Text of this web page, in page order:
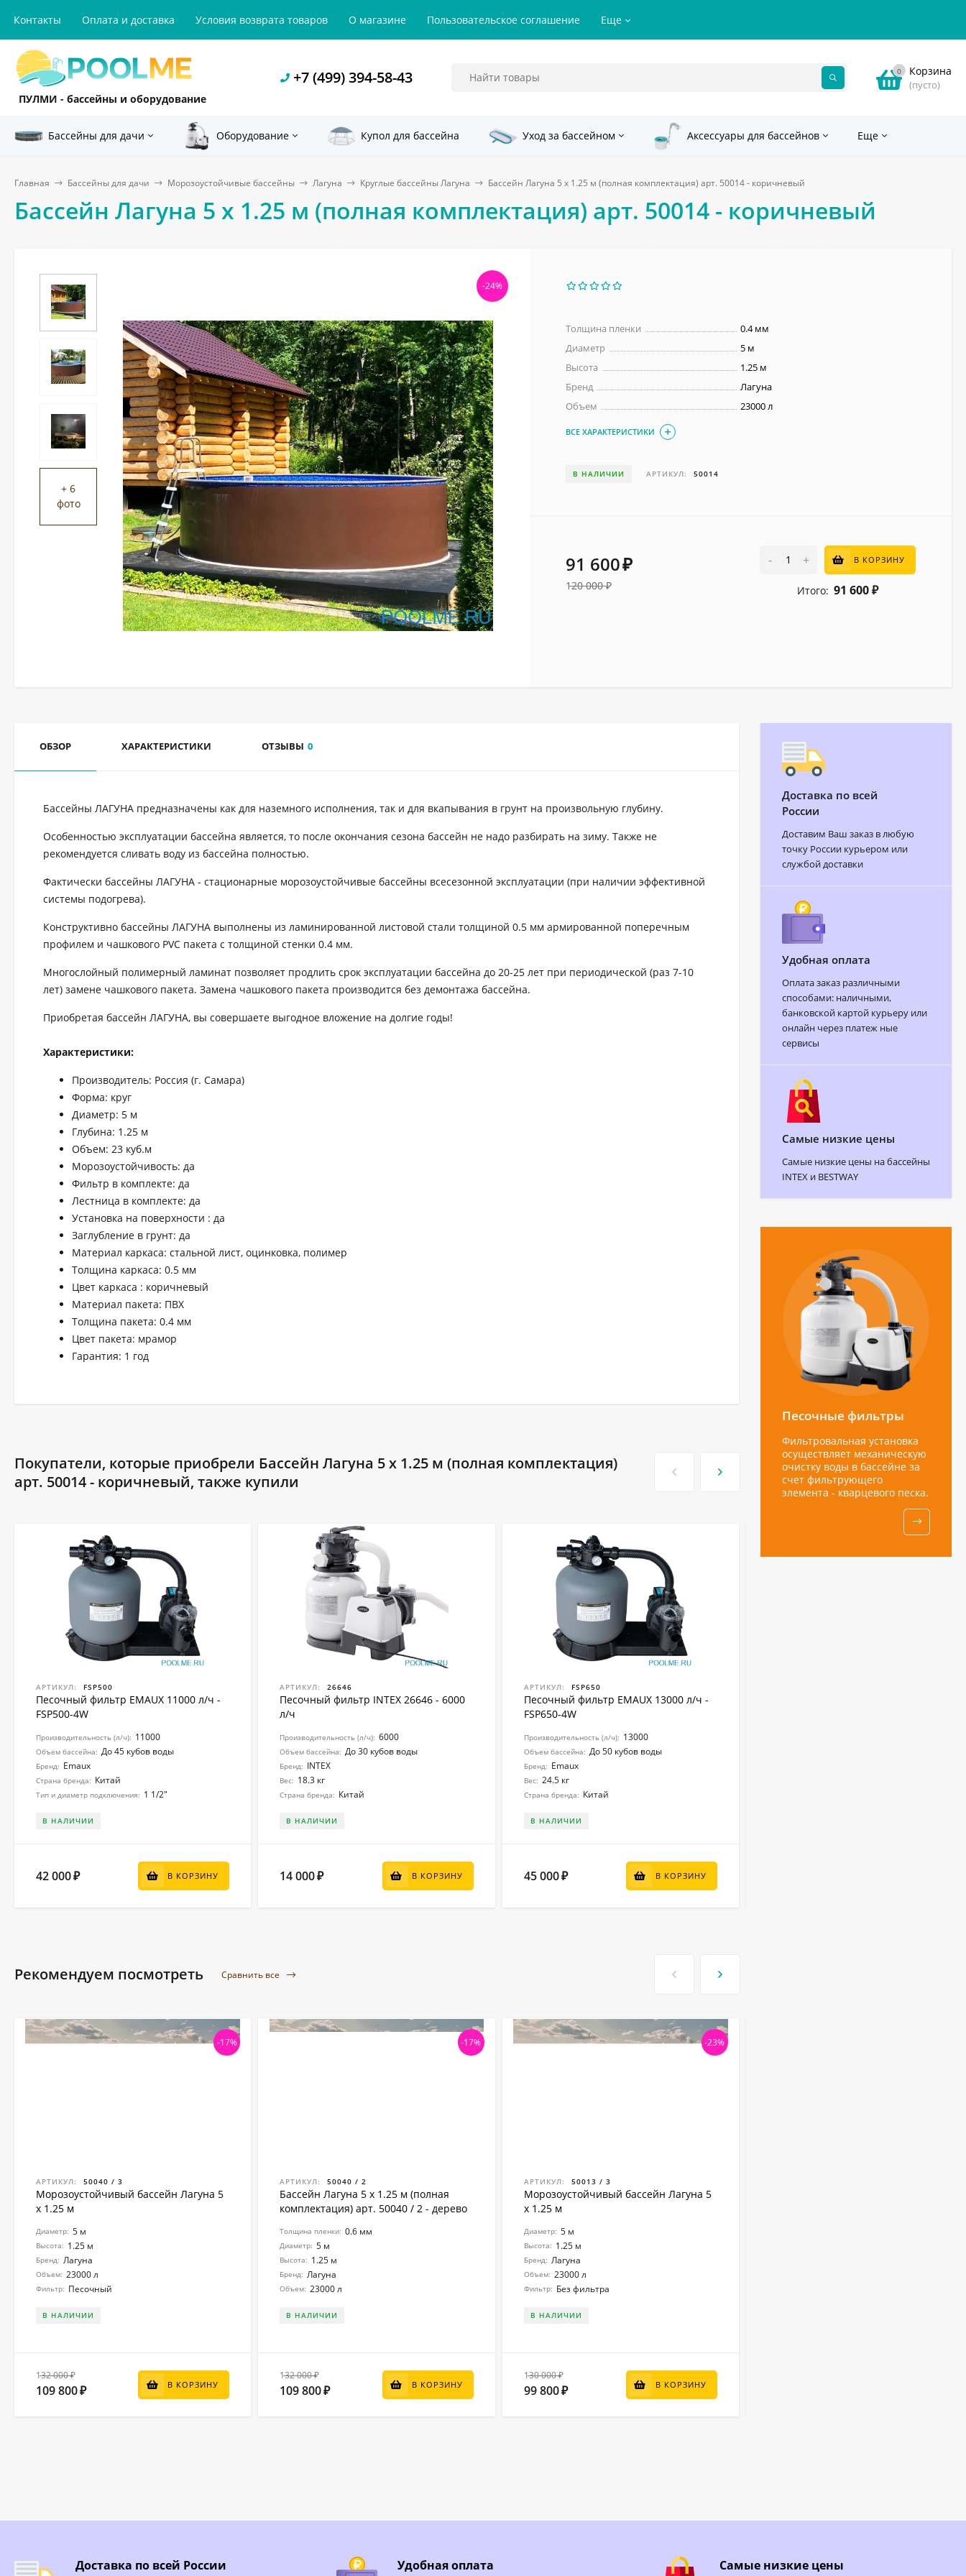
Контакты Оплата и доставка Условия возврата товаров О магазине Пользовательское соглашение Еще
ПУЛМИ - бассейны и оборудование
+7 (499) 394-58-43 0 Корзина
(пусто)
Бассейны для дачи Оборудование Купол для бассейна Уход за бассейном Аксессуары для бассейнов Еще
Главная Бассейны для дачи Морозоустойчивые бассейны Лагуна Круглые бассейны Лагуна Бассейн Лагуна 5 х 1.25 м (полная комплектация) арт. 50014 - коричневый
Бассейн Лагуна 5 х 1.25 м (полная комплектация) арт. 50014 - коричневый
+ 6
фото
-24%
Толщина пленки
0.4 мм
Диаметр
5 м
Высота
1.25 м
Бренд
Лагуна
Объем
23000 л
ВСЕ ХАРАКТЕРИСТИКИ
В НАЛИЧИИ АРТИКУЛ: 50014
91 600₽
120 000 ₽
- + В КОРЗИНУ
Итого: 91 600 ₽
ОБЗОР ХАРАКТЕРИСТИКИ ОТЗЫВЫ 0
Бассейны ЛАГУНА предназначены как для наземного исполнения, так и для вкапывания в грунт на произвольную глубину.
Особенностью эксплуатации бассейна является, то после окончания сезона бассейн не надо разбирать на зиму. Также не
рекомендуется сливать воду из бассейна полностью.
Фактически бассейны ЛАГУНА - стационарные морозоустойчивые бассейны всесезонной эксплуатации (при наличии эффективной
системы подогрева).
Конструктивно бассейны ЛАГУНА выполнены из ламинированной листовой стали толщиной 0.5 мм армированной поперечным
профилем и чашкового PVC пакета с толщиной стенки 0.4 мм.
Многослойный полимерный ламинат позволяет продлить срок эксплуатации бассейна до 20-25 лет при периодической (раз 7-10
лет) замене чашкового пакета. Замена чашкового пакета производится без демонтажа бассейна.
Приобретая бассейн ЛАГУНА, вы совершаете выгодное вложение на долгие годы!
Характеристики:
Производитель: Россия (г. Самара)
Форма: круг
Диаметр: 5 м
Глубина: 1.25 м
Объем: 23 куб.м
Морозоустойчивость: да
Фильтр в комплекте: да
Лестница в комплекте: да
Установка на поверхности : да
Заглубление в грунт: да
Материал каркаса: стальной лист, оцинковка, полимер
Толщина каркаса: 0.5 мм
Цвет каркаса : коричневый
Материал пакета: ПВХ
Толщина пакета: 0.4 мм
Цвет пакета: мрамор
Гарантия: 1 год
Покупатели, которые приобрели Бассейн Лагуна 5 х 1.25 м (полная комплектация)
арт. 50014 - коричневый, также купили
АРТИКУЛ: FSP500
Песочный фильтр EMAUX 11000 л/ч -
FSP500-4W
Производительность (л/ч): 11000
Объем бассейна: До 45 кубов воды
Бренд: Emaux
Страна бренда: Китай
Тип и диаметр подключения: 1 1/2"
В НАЛИЧИИ
42 000₽ В КОРЗИНУ
АРТИКУЛ: 26646
Песочный фильтр INTEX 26646 - 6000
л/ч
Производительность (л/ч): 6000
Объем бассейна: До 30 кубов воды
Бренд: INTEX
Вес: 18.3 кг
Страна бренда: Китай
В НАЛИЧИИ
14 000₽ В КОРЗИНУ
АРТИКУЛ: FSP650
Песочный фильтр EMAUX 13000 л/ч -
FSP650-4W
Производительность (л/ч): 13000
Объем бассейна: До 50 кубов воды
Бренд: Emaux
Вес: 24.5 кг
Страна бренда: Китай
В НАЛИЧИИ
45 000₽ В КОРЗИНУ
Рекомендуем посмотреть Сравнить все
-17%
АРТИКУЛ: 50040 / 3
Морозоустойчивый бассейн Лагуна 5
х 1.25 м
Диаметр: 5 м
Высота: 1.25 м
Бренд: Лагуна
Объем: 23000 л
Фильтр: Песочный
В НАЛИЧИИ
132 000 ₽
109 800₽
В КОРЗИНУ
-17%
АРТИКУЛ: 50040 / 2
Бассейн Лагуна 5 х 1.25 м (полная
комплектация) арт. 50040 / 2 - дерево
Толщина пленки: 0.6 мм
Диаметр: 5 м
Высота: 1.25 м
Бренд: Лагуна
Объем: 23000 л
В НАЛИЧИИ
132 000 ₽
109 800₽
В КОРЗИНУ
-23%
АРТИКУЛ: 50013 / 3
Морозоустойчивый бассейн Лагуна 5
х 1.25 м
Диаметр: 5 м
Высота: 1.25 м
Бренд: Лагуна
Объем: 23000 л
Фильтр: Без фильтра
В НАЛИЧИИ
130 000 ₽
99 800₽
В КОРЗИНУ
Доставка по всей
России
Доставим Ваш заказ в любую
точку России курьером или
службой доставки
Удобная оплата
Оплата заказ различными
способами: наличными,
банковской картой курьеру или
онлайн через платеж ные
сервисы
Самые низкие цены
Самые низкие цены на бассейны
INTEX и BESTWAY
Песочные фильтры
Фильтровальная установка
осуществляет механическую
очистку воды в бассейне за
счет фильтрующего
элемента - кварцевого песка.
Доставка по всей России Удобная оплата Самые низкие цены